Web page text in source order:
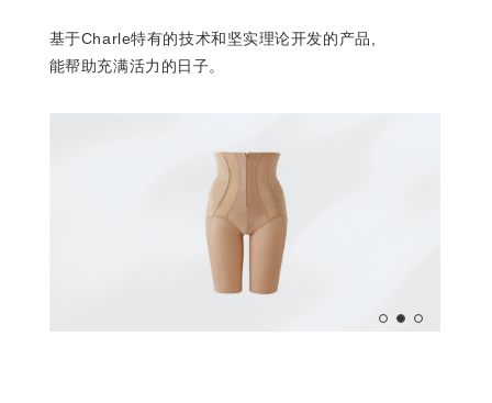
基于Charle特有的技术和坚实理论开发的产品,
能帮助充满活力的日子。